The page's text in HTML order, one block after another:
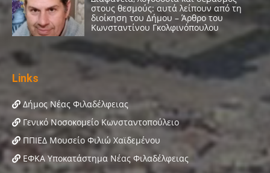
Links
Δήμος Νέας Φιλαδέλφειας
Γενικό Νοσοκομείο Κωνσταντοπούλειο
ΠΠΙΕΔ Μουσείο Φιλιώ Χαϊδεμένου
ΕΦΚΑ Υποκατάστημα Νέας Φιλαδέλφειας